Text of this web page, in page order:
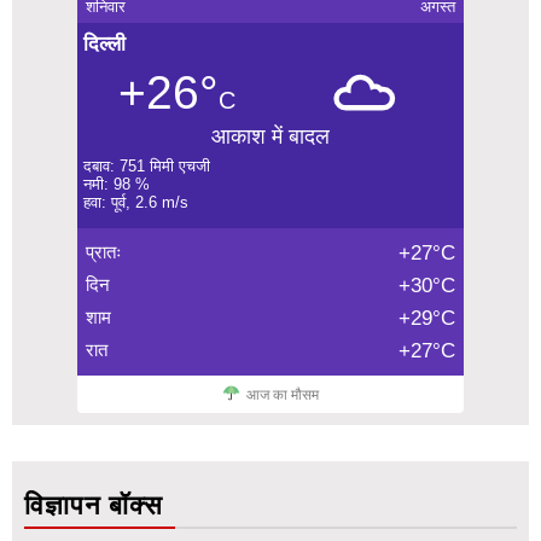
शनिवार अगस्त
दिल्ली
+26°C
आकाश में बादल
दबाव: 751 मिमी एचजी
नमी: 98 %
हवा: पूर्व, 2.6 m/s
प्रातः +27°C
दिन +30°C
शाम +29°C
रात +27°C
आज का मौसम
विज्ञापन बॉक्स